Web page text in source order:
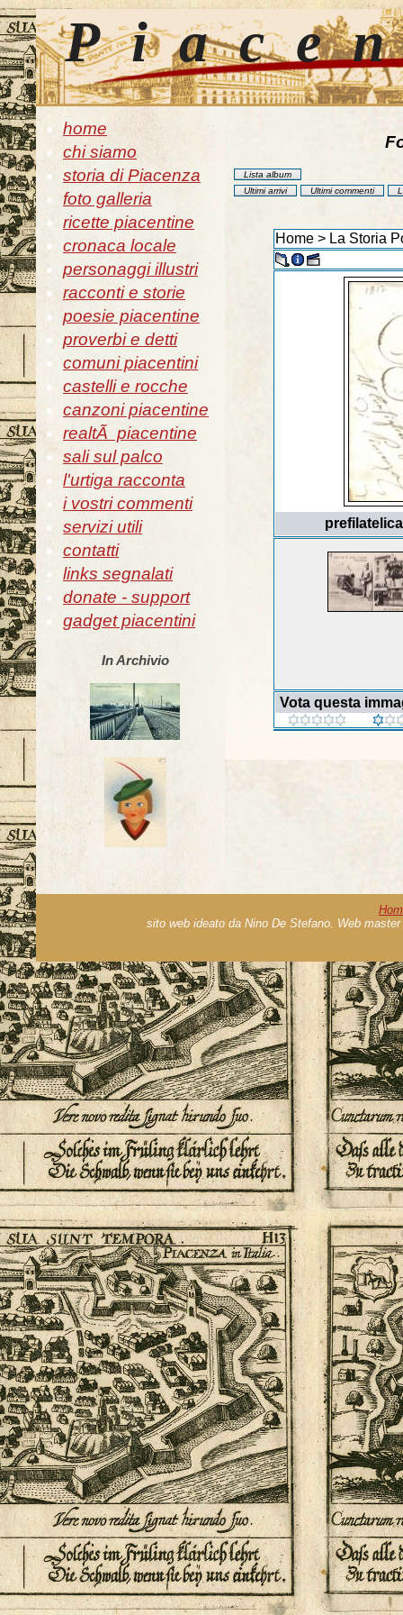
home
chi siamo
storia di Piacenza
foto galleria
ricette piacentine
cronaca locale
personaggi illustri
racconti e storie
poesie piacentine
proverbi e detti
comuni piacentini
castelli e rocche
canzoni piacentine
realtÃ piacentine
sali sul palco
l'urtiga racconta
i vostri commenti
servizi utili
contatti
links segnalati
donate - support
gadget piacentini
In Archivio
Lista album
Ultimi arrivi
Ultimi commenti
Home> La Storia
Vota questa
sito web ideato da Nino De Stefano. Web